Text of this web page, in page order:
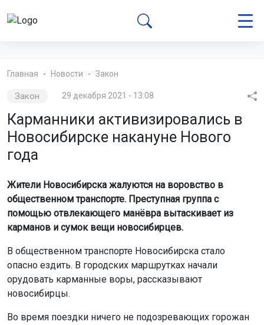
Главная Новости Закон
Закон 29 декабря 2021 - 13:08
Карманники активизировались в
Новосибирске накануне Нового
года
Жители Новосибирска жалуются на воровство в
общественном транспорте. Преступная группа с
помощью отвлекающего манёвра вытаскивает из
карманов и сумок вещи новосибирцев.
В общественном транспорте Новосибирска стало
опасно ездить. В городских маршрутках начали
орудовать карманные воры, рассказывают
новосибирцы.
Во время поездки ничего не подозревающих горожан